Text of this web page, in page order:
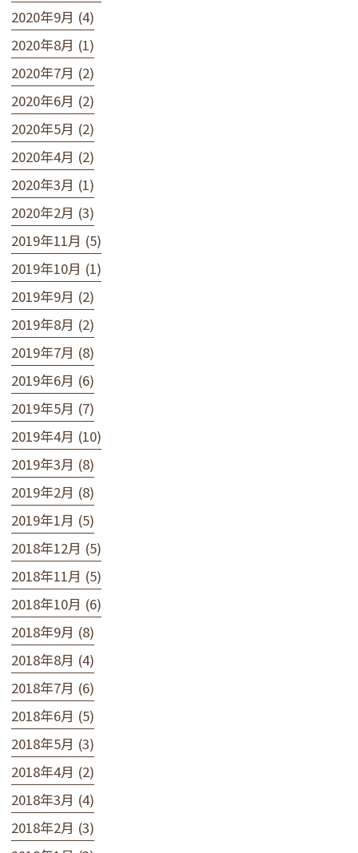
2020年9月 (4)
2020年8月 (1)
2020年7月 (2)
2020年6月 (2)
2020年5月 (2)
2020年4月 (2)
2020年3月 (1)
2020年2月 (3)
2019年11月 (5)
2019年10月 (1)
2019年9月 (2)
2019年8月 (2)
2019年7月 (8)
2019年6月 (6)
2019年5月 (7)
2019年4月 (10)
2019年3月 (8)
2019年2月 (8)
2019年1月 (5)
2018年12月 (5)
2018年11月 (5)
2018年10月 (6)
2018年9月 (8)
2018年8月 (4)
2018年7月 (6)
2018年6月 (5)
2018年5月 (3)
2018年4月 (2)
2018年3月 (4)
2018年2月 (3)